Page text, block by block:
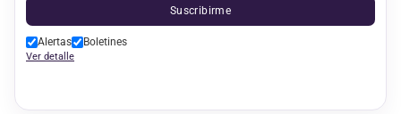
Suscribirme
Alertas Boletines
Ver detalle